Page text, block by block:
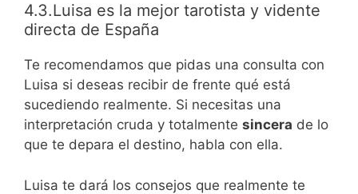
4.3.Luisa es la mejor tarotista y vidente
directa de España
Te recomendamos que pidas una consulta con
Luisa si deseas recibir de frente qué está
sucediendo realmente. Si necesitas una
interpretación cruda y totalmente sincera de lo
que te depara el destino, habla con ella.
Luisa te dará los consejos que realmente te